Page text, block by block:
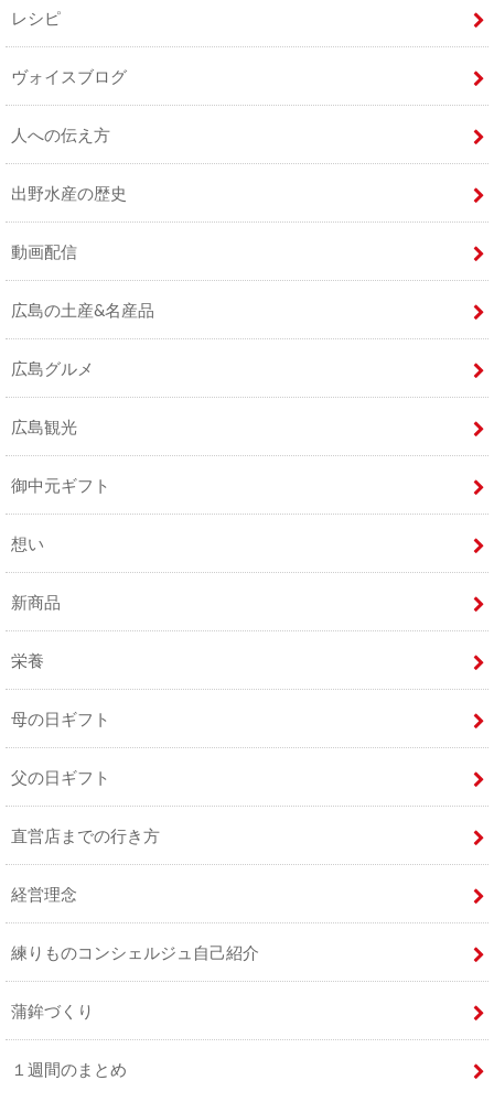
レシピ
ヴォイスブログ
人への伝え方
出野水産の歴史
動画配信
広島の土産&名産品
広島グルメ
広島観光
御中元ギフト
想い
新商品
栄養
母の日ギフト
父の日ギフト
直営店までの行き方
経営理念
練りものコンシェルジュ自己紹介
蒲鉾づくり
１週間のまとめ